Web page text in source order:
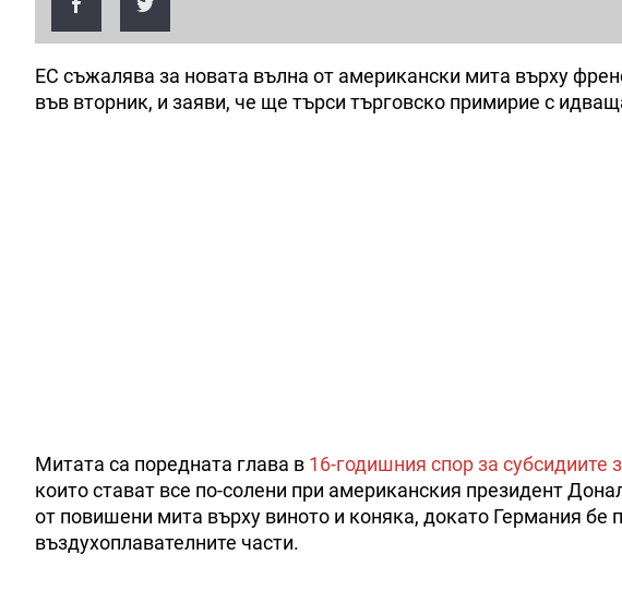
ЕС съжалява за новата вълна от американски мита върху
във вторник, и заяви, че ще търси търговско примирие с
Митата са поредната глава в 16-годишния спор за субсидиите
които стават все по-солени при американския президент
от повишени мита върху виното и коняка, докато Германия бе
въздухоплавателните части.